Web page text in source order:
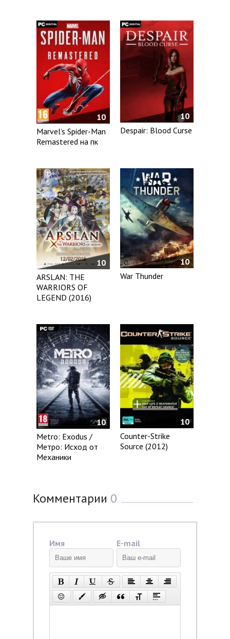
10
Marvel’s Spider-Man
Remastered на пк
10
Despair: Blood Curse
10
ARSLAN: THE
WARRIORS OF
LEGEND (2016)
10
War Thunder
10
Metro: Exodus /
Метро: Исход от
Механики
10
Counter-Strike
Source (2012)
Комментарии 0
Имя E-mail